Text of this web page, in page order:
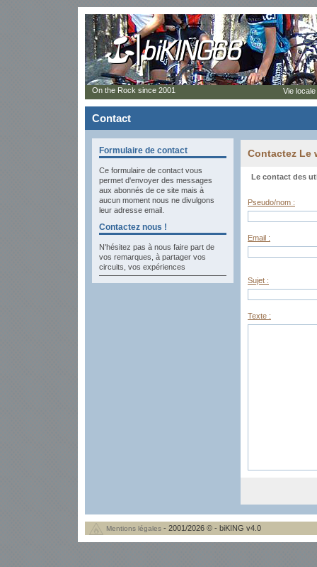
Contact
Formulaire de contact
Ce formulaire de contact vous
permet d'envoyer des messages
aux abonnés de ce site mais à
aucun moment nous ne divulgons
leur adresse email.
Contactez nous !
N'hésitez pas à nous faire part de
vos remarques, à partager vos
circuits, vos expériences
Contactez Le
Le contact des
Pseudo/nom :
Email :
Sujet :
Texte :
On the Rock since 2001 Vie
Mentions légales - 2001/2026 © - biKING v4.0